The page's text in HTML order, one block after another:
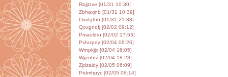
Rbjjtzve [01/31 10:30]
Zbhaxjnb [01/31 10:39]
Oxvfgthh [01/31 21:38]
Qoxgnqfj [02/02 09:12]
Pmaoldru [02/02 17:53]
Psfvzpdy [02/04 06:26]
Wrnpkjjx [02/04 16:05]
Wjjznhtz [02/04 18:23]
Zjdzaidy [02/05 06:09]
Ptdmhpyc [02/05 06:14]